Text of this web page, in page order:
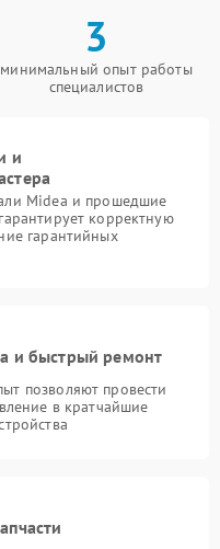
3
минимальный опыт работы
специалистов
и
Midea и прошедшие
корректную
гарантийных
и быстрый ремонт
позволяют провести
в кратчайшие